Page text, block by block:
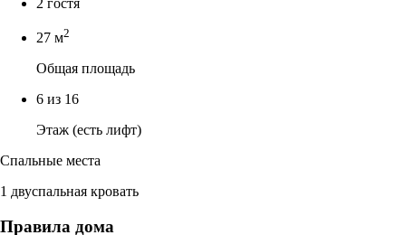
27 м2
Общая площадь
6 из 16
Этаж (есть лифт)
Спальные места
1 двуспальная кровать
Правила дома